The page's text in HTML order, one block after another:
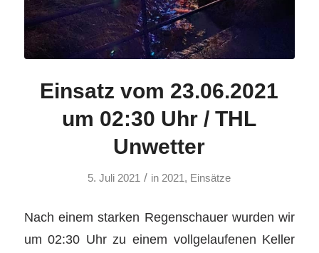
Einsatz vom 23.06.2021
um 02:30 Uhr / THL
Unwetter
5. Juli 2021 / in 2021 , Einsätze
Nach einem starken Regenschauer wurden wir
um 02:30 Uhr zu einem vollgelaufenen Keller